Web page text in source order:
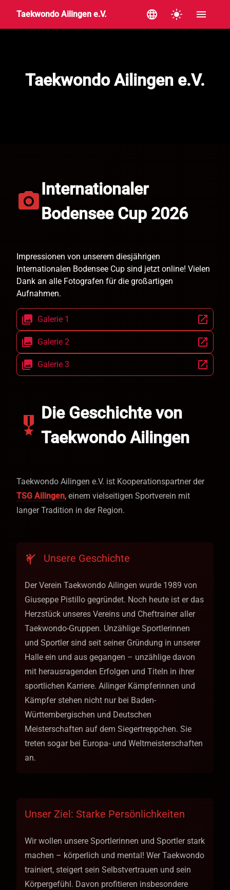
Taekwondo Ailingen e.V. language light_mode menu
Taekwondo Ailingen e.V.
photo_cameraInternationaler
Bodensee Cup 2026
Impressionen von unserem diesjährigen
Internationalen Bodensee Cup sind jetzt online! Vielen
Dank an alle Fotografen für die großartigen
Aufnahmen.
collections Galerie 1
open_in_new
collections Galerie 2
open_in_new
collections Galerie 3 open_in_new
military_tech Die Geschichte von
Taekwondo Ailingen
Taekwondo Ailingen e.V. ist Kooperationspartner der
TSG Ailingen, einem vielseitigen Sportverein mit
langer Tradition in der Region.
sports_martial_arts Unsere Geschichte
Der Verein Taekwondo Ailingen wurde 1989 von
Giuseppe Pistillo gegründet. Noch heute ist er das
Herzstück unseres Vereins und Cheftrainer aller
Taekwondo-Gruppen. Unzählige Sportlerinnen
und Sportler sind seit seiner Gründung in unserer
Halle ein und aus gegangen – unzählige davon
mit herausragenden Erfolgen und Titeln in ihrer
sportlichen Karriere. Ailinger Kämpferinnen und
Kämpfer stehen nicht nur bei Baden-
Württembergischen und Deutschen
Meisterschaften auf dem Siegertreppchen. Sie
treten sogar bei Europa- und Weltmeisterschaften
an.
Unser Ziel: Starke Persönlichkeiten
Wir wollen unsere Sportlerinnen und Sportler stark
machen – körperlich und mental! Wer Taekwondo
trainiert, steigert sein Selbstvertrauen und sein
Körpergefühl. Davon profitieren insbesondere